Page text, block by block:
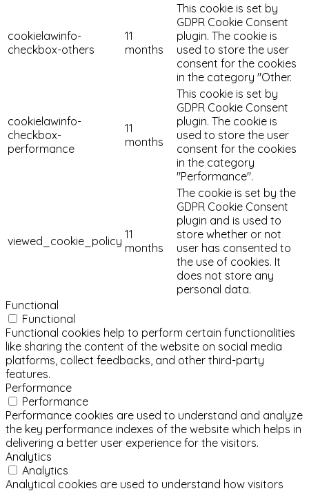
cookielawinfo-
checkbox-others
11
months
This cookie is set by
GDPR Cookie Consent
plugin. The cookie is
used to store the user
consent for the cookies
in the category "Other.
cookielawinfo-
checkbox-
performance
11
months
This cookie is set by
GDPR Cookie Consent
plugin. The cookie is
used to store the user
consent for the cookies
in the category
"Performance".
viewed_cookie_policy 11
months
The cookie is set by the
GDPR Cookie Consent
plugin and is used to
store whether or not
user has consented to
the use of cookies. It
does not store any
personal data.
Functional
Functional
Functional cookies help to perform certain functionalities
like sharing the content of the website on social media
platforms, collect feedbacks, and other third-party
features.
Performance
Performance
Performance cookies are used to understand and analyze
the key performance indexes of the website which helps in
delivering a better user experience for the visitors.
Analytics
Analytics
Analytical cookies are used to understand how visitors